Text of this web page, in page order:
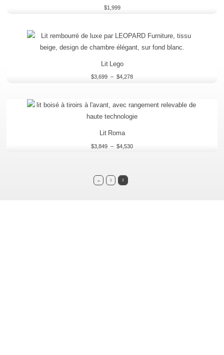
$1,999
Lit Lego
$3,699 – $4,278
Plage
de
prix :
Lit Roma
$3,849 – $4,530
de
prix :
← 1 2